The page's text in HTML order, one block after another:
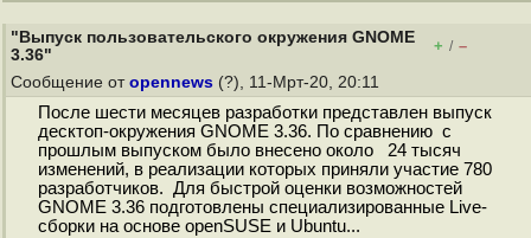
"Выпуск пользовательского окружения GNOME
3.36"
+ / –
Сообщение от opennews (?), 11-Мрт-20, 20:11
После шести месяцев разработки представлен выпуск
десктоп-окружения GNOME 3.36. По сравнению с
прошлым выпуском было внесено около 24 тысяч
изменений, в реализации которых приняли участие 780
разработчиков. Для быстрой оценки возможностей
GNOME 3.36 подготовлены специализированные Live-
сборки на основе openSUSE и Ubuntu...